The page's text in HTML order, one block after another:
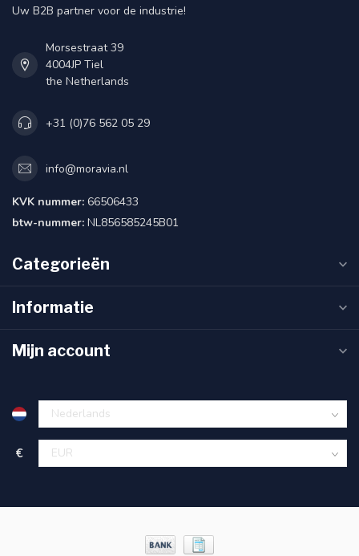
Uw B2B partner voor de industrie!
Morsestraat 39
4004JP Tiel
the Netherlands
+31 (0)76 562 05 29
info@moravia.nl
KVK nummer: 66506433
btw-nummer: NL856585245B01
Categorieën
Informatie
Mijn account
€